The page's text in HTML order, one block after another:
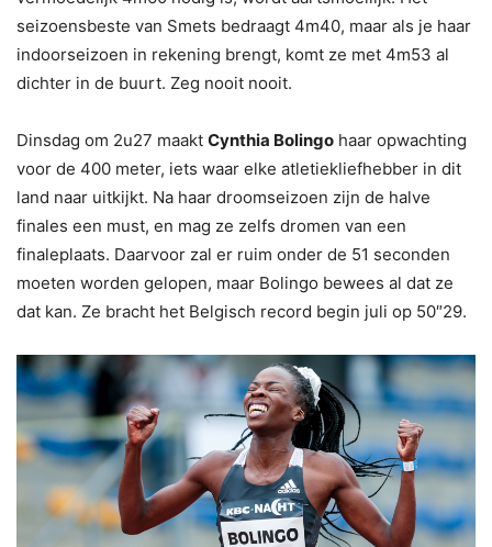
seizoensbeste van Smets bedraagt 4m40, maar als je haar
indoorseizoen in rekening brengt, komt ze met 4m53 al
dichter in de buurt. Zeg nooit nooit.
Dinsdag om 2u27 maakt Cynthia Bolingo haar opwachting
voor de 400 meter, iets waar elke atletiekliefhebber in dit
land naar uitkijkt. Na haar droomseizoen zijn de halve
finales een must, en mag ze zelfs dromen van een
finaleplaats. Daarvoor zal er ruim onder de 51 seconden
moeten worden gelopen, maar Bolingo bewees al dat ze
dat kan. Ze bracht het Belgisch record begin juli op 50″29.